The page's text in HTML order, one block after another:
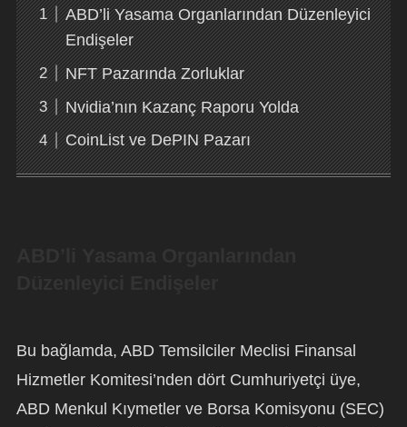
ABD’li Yasama Organlarından Düzenleyici
Endişeler
NFT Pazarında Zorluklar
Nvidia’nın Kazanç Raporu Yolda
CoinList ve DePIN Pazarı
Bu bağlamda, ABD Temsilciler Meclisi Finansal
Hizmetler Komitesi’nden dört Cumhuriyetçi üye,
ABD Menkul Kıymetler ve Borsa Komisyonu (SEC)